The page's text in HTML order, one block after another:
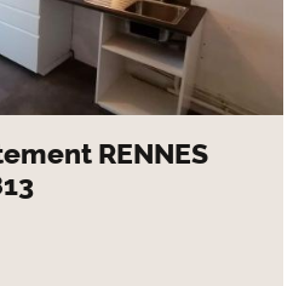
RENNES